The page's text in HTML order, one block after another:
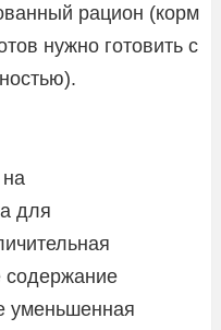
рацион (корм
нужно готовить с
для
содержание
уменьшенная